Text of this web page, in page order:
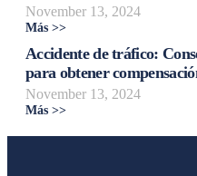
November 13, 2024
Más >>
Accidente de tráfico:
para obtener
November 13, 2024
Más >>